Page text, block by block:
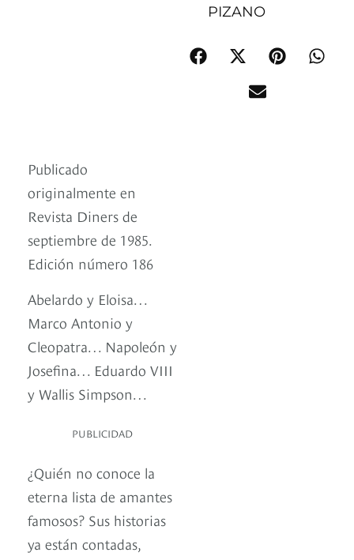
PIZANO
Publicado
originalmente en
Revista Diners de
septiembre de 1985.
Edición número 186
Abelardo y Eloisa…
Marco Antonio y
Cleopatra… Napoleón y
Josefina… Eduardo VIII
y Wallis Simpson…
PUBLICIDAD
¿Quién no conoce la
eterna lista de amantes
famosos? Sus historias
ya están contadas,